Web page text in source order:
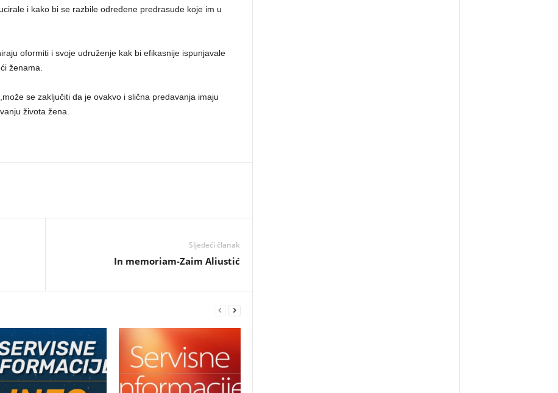
i kako bi se razbile određene predrasude koje im u
oformiti i svoje udruženje kak bi efikasnije ispunjavale
ženama.
se zaključiti da je ovakvo i slična predavanja imaju
života žena.
Sljedeći članak
In memoriam-Zaim Aliustić